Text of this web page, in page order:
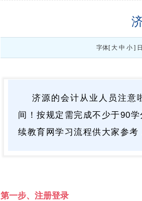
字体[ 大 中 小]
济源的会计从业人员注意
间！按规定需完成不少于90
续教育网学习流程供大家参考
第一步、注册登录